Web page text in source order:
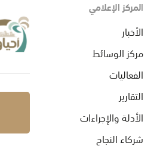
المركز الإعلامي
الأخبار
مركز الوسائط
الفعاليات
التقارير
الأدلة والإجراءات
شركاء النجاح